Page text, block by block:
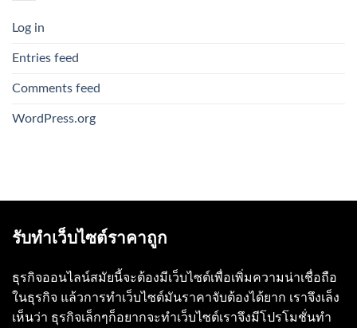
Log in
Entries feed
Comments feed
WordPress.org
รับทำเว็บไซต์ราคาถูก
ธุรกิจออนไลน์สมัยนี้จะต้องมีเว็บไซต์เพื่อเพิ่มความน่าเชื่อถือ
ในธุรกิจ แล้วการทำเว็บไซต์มันราคาจับต้องได้ยาก เราจึงเล็ง
เห็นว่า ธุรกิจเล็กๆก็อยากจะทำเว็บไซต์เราจึงมีโปรโมชั่นทำ